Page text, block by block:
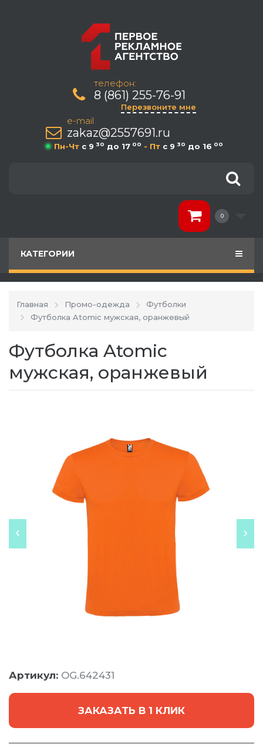
телефон:
8 (861) 255-76-91
Перезвоните мне
e-mail
zakaz@2557691.ru
Пн-Чт c 9 30 до 17 00 - Пт c 9 30 до 16 00
0
КАТЕГОРИИ
Главная Промо-одежда
Футболки
Футболка Atomic мужская, оранжевый
Футболка Atomic
мужская, оранжевый
Артикул: OG.642431
ЗАКАЗАТЬ В 1 КЛИК